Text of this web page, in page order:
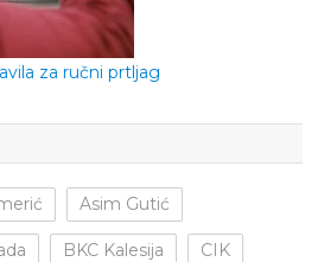
za ručni prtljag
Asim Gutić
BKC Kalesija CIK